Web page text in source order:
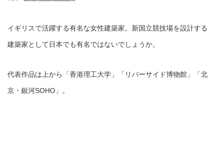
イギリスで活躍する有名な女性建築家。新国立競技場を設計する
建築家として日本でも有名ではないでしょうか。
代表作品は上から「香港理工大学」「リバーサイド博物館」「北
京・銀河SOHO」。